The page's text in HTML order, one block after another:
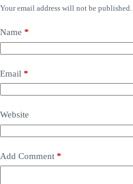
Your email address will not be published.
Name *
Email *
Website
Add Comment *